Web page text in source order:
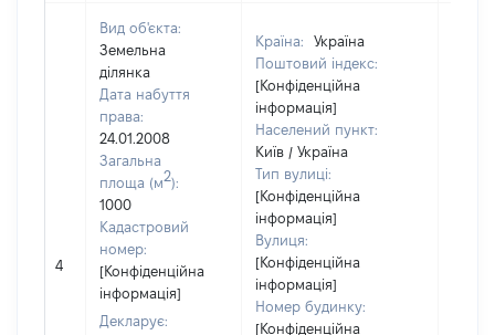
4
Вид об'єкта:
Земельна
ділянка
Дата набуття
права:
24.01.2008
Загальна
площа (м2):
1000
Кадастровий
номер:
[Конфіденційна
інформація]
Декларує:
Країна:
Україна
Поштовий індекс:
[Конфіденційна
інформація]
Населений пункт:
Київ / Україна
Тип вулиці:
[Конфіденційна
інформація]
Вулиця:
[Конфіденційна
інформація]
Номер будинку:
[Конфіденційна